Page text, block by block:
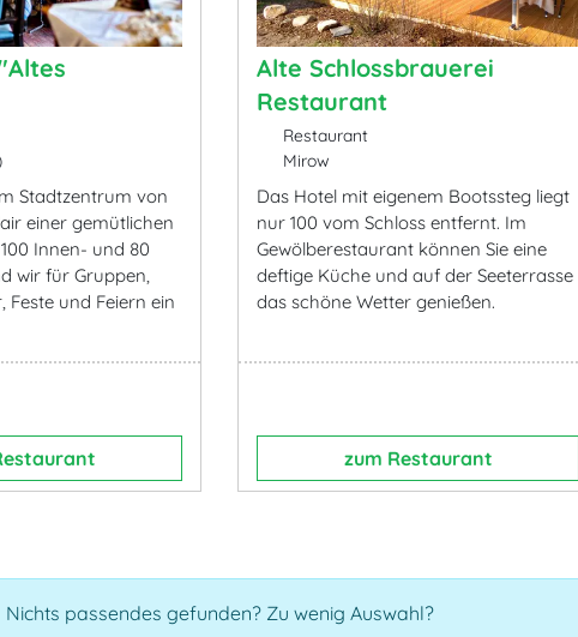
Stadtzentrum von
einer gemütlichen
Innen- und 80
wir für Gruppen,
Feste und Feiern ein
Alte Schlossbrauerei
Restaurant
Restaurant
Mirow
Das Hotel mit eigenem Bootssteg liegt
nur 100 vom Schloss entfernt. Im
Gewölberestaurant können Sie eine
deftige Küche und auf der Seeterrasse
das schöne Wetter genießen.
zum Restaurant
Nichts passendes gefunden? Zu wenig Auswahl?